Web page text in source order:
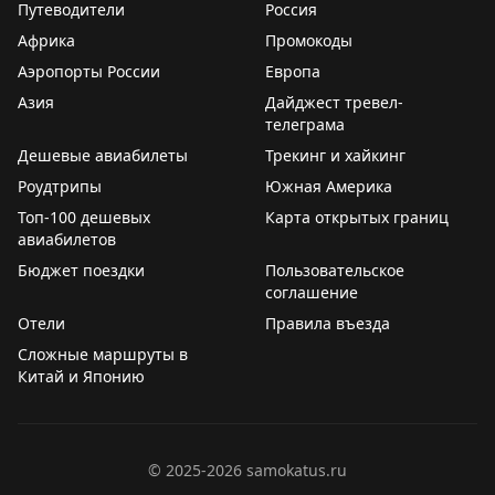
Путеводители
Россия
Африка
Промокоды
Аэропорты России
Европа
Азия
Дайджест тревел-
телеграма
Дешевые авиабилеты
Трекинг и хайкинг
Роудтрипы
Южная Америка
Топ-100 дешевых
авиабилетов
Карта открытых границ
Бюджет поездки
Пользовательское
соглашение
Отели
Правила въезда
Сложные маршруты в
Китай и Японию
© 2025-2026 samokatus.ru